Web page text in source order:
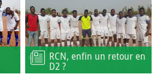
RCN, enfin un retour en
D2 ?